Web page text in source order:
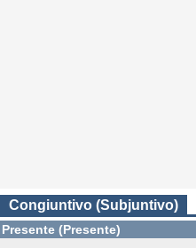
Congiuntivo (Subjuntivo)
Presente (Presente)